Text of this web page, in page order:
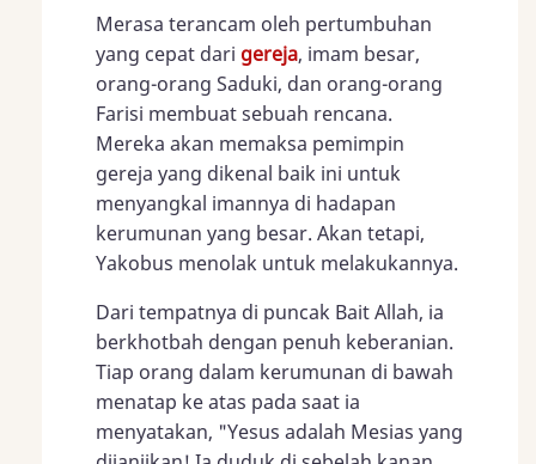
Merasa terancam oleh pertumbuhan
yang cepat dari gereja, imam besar,
orang-orang Saduki, dan orang-orang
Farisi membuat sebuah rencana.
Mereka akan memaksa pemimpin
gereja yang dikenal baik ini untuk
menyangkal imannya di hadapan
kerumunan yang besar. Akan tetapi,
Yakobus menolak untuk melakukannya.
Dari tempatnya di puncak Bait Allah, ia
berkhotbah dengan penuh keberanian.
Tiap orang dalam kerumunan di bawah
menatap ke atas pada saat ia
menyatakan, "Yesus adalah Mesias yang